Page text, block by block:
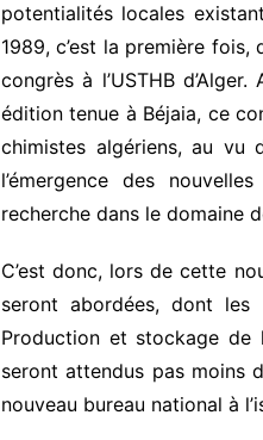
potentialités locales
1989, c’est la première
congrès à l’USTHB
édition tenue à Béjaia, ce
chimistes algériens, au vu
l’émergence des
recherche dans le domaine
C’est donc, lors de cette
seront abordées, dont les
Production et stockage de
seront attendus pas moins
nouveau bureau national à